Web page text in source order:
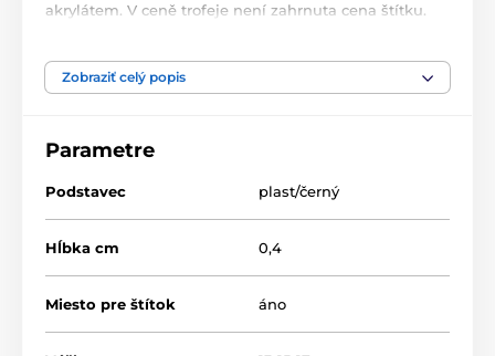
akrylátem. V ceně trofeje není zahrnuta cena štítku.
Snowboard
Metal edice SAM03
Zobraziť celý popis
Parametre
Podstavec plast/černý
Hĺbka cm 0,4
Miesto pre štítok áno